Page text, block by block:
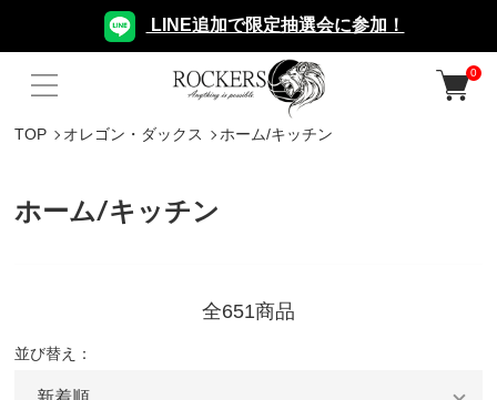
LINE追加で限定抽選会に参加！
0
TOP オレゴン・ダックス ホーム/キッチン
ホーム/キッチン
全651商品
並び替え：